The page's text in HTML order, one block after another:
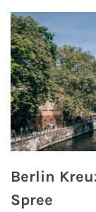
Kreuzfahrt-
Kreuzfahrt-
Kreuzfahrt
Berlin
Spree